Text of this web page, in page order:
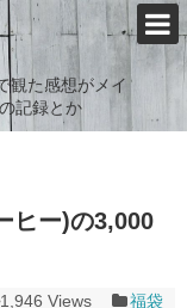
観た感想がメイ
記録とか
ヒー)の3,000
1,946 Views 福袋